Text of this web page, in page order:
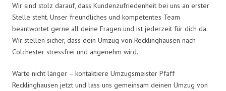
Wir sind stolz darauf, dass Kundenzufriedenheit bei uns an erster
Stelle steht. Unser freundliches und kompetentes Team
beantwortet gerne all deine Fragen und ist jederzeit für dich da.
Wir stellen sicher, dass dein Umzug von Recklinghausen nach
Colchester stressfrei und angenehm wird.
Warte nicht länger – kontaktiere Umzugsmeister Pfaff
Recklinghausen jetzt und lass uns gemeinsam deinen Umzug von